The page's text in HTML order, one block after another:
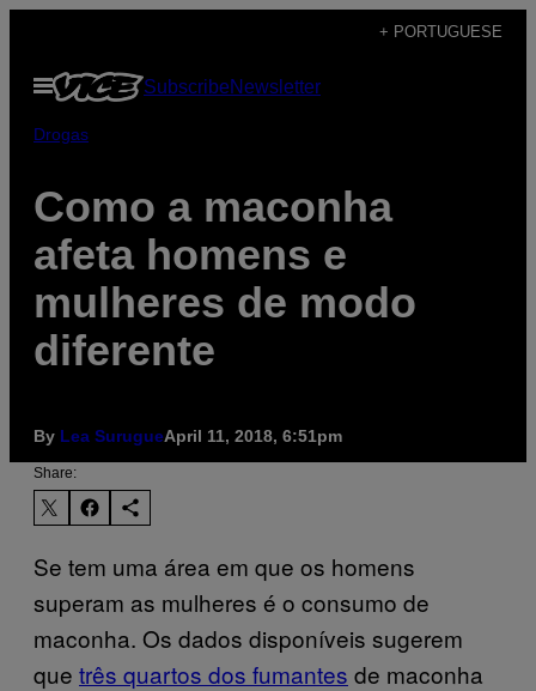
content
+ PORTUGUESE
Open
Menu
SubscribeNewsletter
Drogas
Como a maconha
afeta homens e
mulheres de modo
diferente
By Lea SurugueApril 11, 2018, 6:51pm
Share:
Se tem uma área em que os homens
superam as mulheres é o consumo de
maconha. Os dados disponíveis sugerem
que três quartos dos fumantes de maconha